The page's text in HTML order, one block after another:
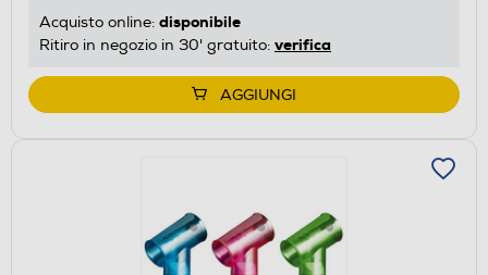
Acquisto online: disponibile
Ritiro in negozio in 30' gratuito: verifica
AGGIUNGI